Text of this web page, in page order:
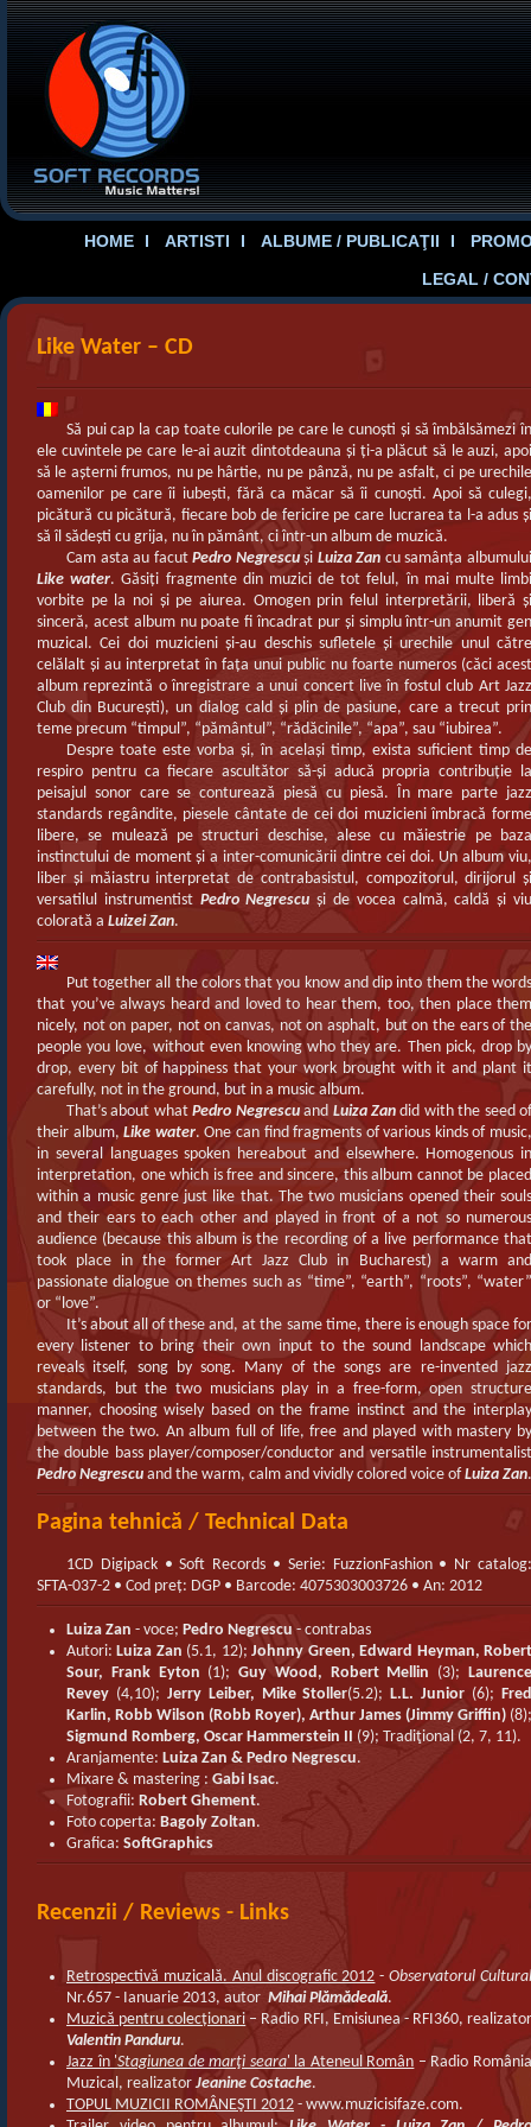
HOME ARTISTI ALBUME / PUBLICAŢII
LEGAL /
Like Water – CD
Să pui cap la cap toate culorile pe care le cunoşti şi să îmbălsămezi în
ele cuvintele pe care le-ai auzit dintotdeauna şi ţi-a plăcut să le auzi, apoi
să le aşterni frumos, nu pe hârtie, nu pe pânză, nu pe asfalt, ci pe urechile
oamenilor pe care îi iubeşti, fără ca măcar să îi cunoşti. Apoi să culegi,
picătură cu picătură, fiecare bob de fericire pe care lucrarea ta l-a adus şi
să îl sădeşti cu grija, nu în pământ, ci într-un album de muzică.
Cam asta au facutPedro Negrescuşi Luiza Zan cu samânţa
Like water. Găsiţi fragmente din muzici de tot felul, în mai multe
vorbite pe la noi şi pe aiurea. Omogen prin felul interpretării, liberă şi
sinceră, acest album nu poate fi încadrat pur şi simplu într-un anumit gen
muzical. Cei doi muzicieni şi-au deschis sufletele şi urechile unul către
celălalt şi au interpretat în faţa unui public nu foarte numeros (căci acest
album reprezintă o înregistrare a unui concert live în fostul club Art Jazz
Club din Bucureşti), un dialog cald şi plin de pasiune, care a trecut prin
teme precum “timpul”, “pământul”, “rădăcinile”, “apa”, sau “iubirea”.
Despre toate este vorba şi, în acelaşi timp, exista suficient timp de
respiro pentru ca fiecare ascultător să-şi aducă propria contribuţie la
peisajul sonor care se conturează piesă cu piesă. În mare parte jazz
standards regândite, piesele cântate de cei doi muzicieni îmbracă forme
libere, se mulează pe structuri deschise, alese cu măiestrie pe baza
instinctului de moment şi a inter-comunicării dintre cei doi. Un album viu,
liber şi măiastru interpretat de contrabasistul, compozitorul, dirijorul şi
versatilul instrumentist Pedro Negrescu şi de vocea calmă, caldă şi
colorată a Luizei Zan.
Put together all the colors that you know and dip into them the words
that you’ve always heard and loved to hear them, too, then place them
nicely, not on paper, not on canvas, not on asphalt, but on the ears of the
people you love, without even knowing who they are. Then pick, drop by
drop, every bit of happiness that your work brought with it and plant it
carefully, not in the ground, but in a music album.
That’s about whatPedro Negrescuand Luiza Zandid with the seed
their album,Like water. One can find fragments of various kinds of
in several languages spoken hereabout and elsewhere. Homogenous in
interpretation, one which is free and sincere, this album cannot be placed
within a music genre just like that. The two musicians opened their souls
and their ears to each other and played in front of a not so numerous
audience (because this album is the recording of a live performance that
took place in the former Art Jazz Club in Bucharest) a warm and
passionate dialogue on themes such as “time”, “earth”, “roots”, “water”
or “love”.
It’s about all of these and, at the same time, there is enough space for
every listener to bring their own input to the sound landscape which
reveals itself, song by song. Many of the songs are re-invented jazz
standards, but the two musicians play in a free-form, open structure
manner, choosing wisely based on the frame instinct and the interplay
between the two. An album full of life, free and played with mastery by
the double bass player/composer/conductor and versatile instrumentalist
Pedro Negrescu and the warm, calm and vividly colored voice ofLuiza Zan.
Pagina tehnică / Technical Data
1CD Digipack • Soft Records • Serie: FuzzionFashion • Nr catalog:
SFTA-037-2 • Cod preț: DGP • Barcode: 4075303003726 • An: 2012
Luiza Zan - voce; Pedro Negrescu - contrabas
Autori:Luiza Zan (5.1, 12);Johnny Green, Edward Heyman,
Sour, Frank Eyton (1);Guy Wood, Robert Mellin (3);
Revey (4,10); Jerry Leiber, Mike Stoller(5.2);L.L. Junior (6);
Karlin, Robb Wilson (Robb Royer), Arthur James (Jimmy Griffin) (8);
Sigmund Romberg, Oscar Hammerstein II (9); Tradiţional (2, 7, 11).
Aranjamente: Luiza Zan & Pedro Negrescu.
Mixare & mastering : Gabi Isac.
Fotografii: Robert Ghement.
Foto coperta: Bagoly Zoltan.
Grafica: SoftGraphics
Recenzii / Reviews - Links
Retrospectivă muzicală. Anul discografic 2012 -Observatorul
Nr.657 - Ianuarie 2013, autor Mihai Plămădeală.
Muzică pentru colecționari – Radio RFI, Emisiunea - RFI360,
Valentin Panduru.
Jazz în 'Stagiunea de marţi seara' la Ateneul Român – Radio
Muzical, realizatorJeanine Costache.
TOPUL MUZICII ROMÂNEŞTI 2012 - www.muzicisifaze.com.